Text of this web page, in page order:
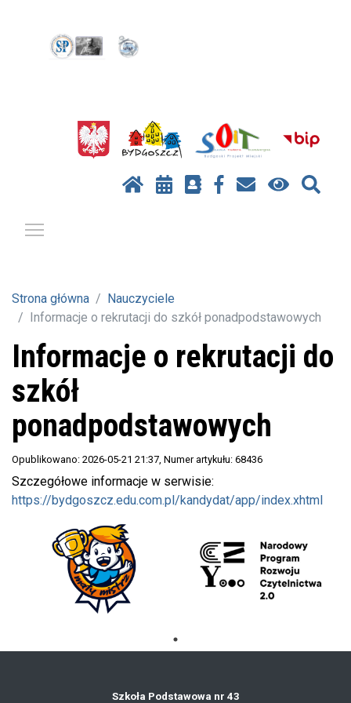
Strona główna
Nauczyciele
Informacje o rekrutacji do szkół ponadpodstawowych
Informacje o rekrutacji do
szkół
ponadpodstawowych
Opublikowano: 2026-05-21 21:37 , Numer artykułu: 68436
Szczegółowe informacje w serwisie:
https://bydgoszcz.edu.com.pl/kandydat/app/index.xhtml
Szkoła Podstawowa nr 43